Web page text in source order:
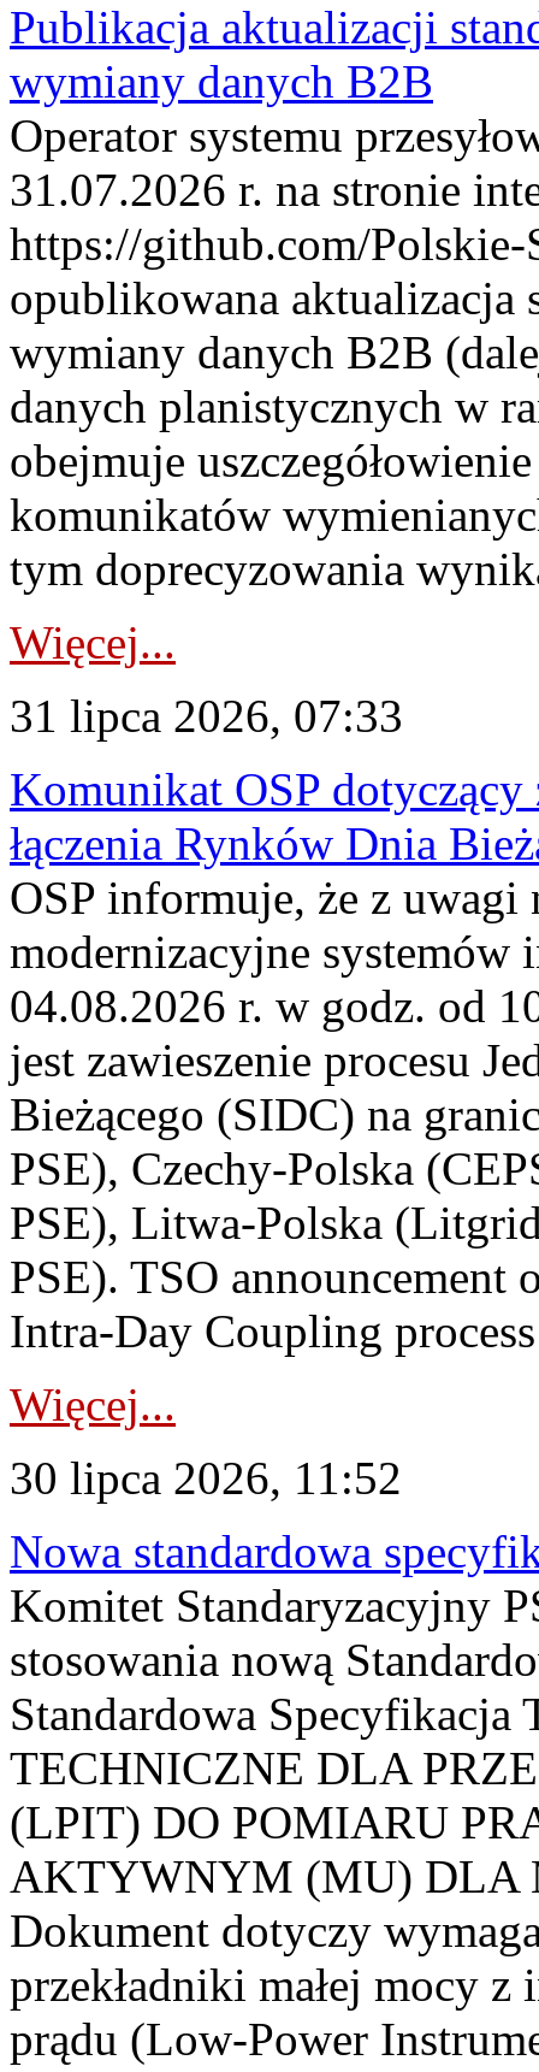
Publikacja aktualizacji
wymiany danych B2B
Operator systemu
31.07.2026 r. na stronie
https://github.com/Polskie-
opublikowana aktualizacja
wymiany danych B2B
danych planistycznych w
obejmuje
komunikatów
tym doprecyzowania
Więcej...
31 lipca 2026, 07:33
Komunikat OSP dotyczący
łączenia Rynków Dnia
OSP informuje, że z uwagi
modernizacyjne
04.08.2026 r. w godz. od
jest zawieszenie procesu
Bieżącego (SIDC) na
PSE), Czechy-Polska
PSE), Litwa-Polska
PSE). TSO announcement
Intra-Day Coupling
Więcej...
30 lipca 2026, 11:52
Nowa standardowa
Komitet Standaryzacyjny
stosowania nową
Standardowa
TECHNICZNE DLA
(LPIT) DO POMIARU
AKTYWNYM (MU) DLA
Dokument dotyczy
przekładniki małej mocy
prądu (Low-Power